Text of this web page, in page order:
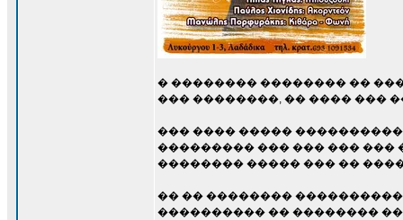
� �������� �������� ��
��� ��������, �� ���� ���
��� ���� �����
��������� ��� ��� ��� ���
�������� ����� ��� ��
�� �� ��������
���������� �� ��������